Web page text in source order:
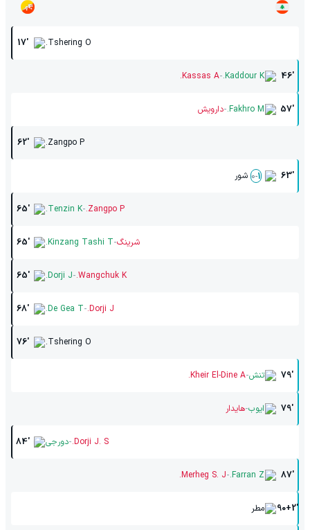
17' Tshering O.
46'
Kaddour K.
-
Kassas A.
57'
Fakhro M.
-دارویش
62' Zangpo P.
63'
1
-
0 شور
65' Tenzin K.- Zangpo P.
65' Kinzang Tashi T.-شرینگ
65' Dorji J.- Wangchuk K.
68' De Gea T.- Dorji J.
76' Tshering O.
79' تنش-
Kheir El-Dine A.
79' ایوب-هایدار
84' دورجی- Dorji J. S.
87'
Farran Z.
-
Merheg S. J.
90+2' مطر